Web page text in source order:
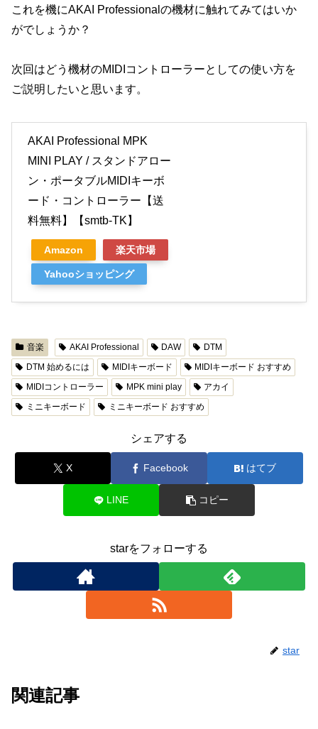
これを機にAKAI Professionalの機材に触れてみてはいか
がでしょうか？
次回はどう機材のMIDIコントローラーとしての使い方を
ご説明したいと思います。
AKAI Professional MPK
MINI PLAY / スタンドアロー
ン・ポータブルMIDIキーボ
ード・コントローラー【送
料無料】【smtb-TK】
Amazon 楽天市場
Yahooショッピング
音楽 AKAI Professional DAW
DTM
DTM 始めるには
MIDIキーボード
MIDIキーボード おすすめ
MIDIコントローラー
MPK mini play
アカイ
ミニキーボード
ミニキーボード おすすめ
シェアする
X Facebook はてブ
LINE コピー
starをフォローする
star
関連記事